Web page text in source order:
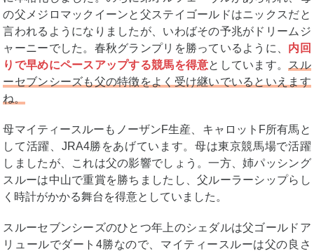
の父メジロマックイーンと父ステイゴールドはニックスだと
言われるようになりましたが、いわばその予兆がドリームジ
ャーニーでした。春秋グランプリを勝っているように、 内回
りで早めにペースアップする競馬を得意としています。
スル
ーセブンシーズも父の特徴をよく受け継いでいるといえます
ね。
母マイティースルーもノーザンF生産、キャロットF所有馬と
して活躍、JRA4勝をあげています。母は東京競馬場で活躍
しましたが、これは父の影響でしょう。一方、姉パッシング
スルーは中山で重賞を勝ちましたし、父ルーラーシップらし
く時計がかかる舞台を得意としていました。
スルーセブンシーズのひとつ年上のシェダルは父ゴールドア
リュールでダート4勝なので、マイティースルーは父の良さ